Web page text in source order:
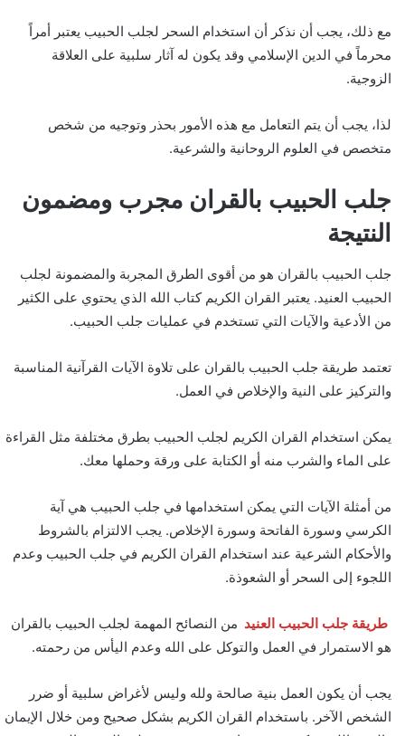
مع ذلك، يجب أن نذكر أن استخدام السحر لجلب الحبيب يعتبر أمراً
محرماً في الدين الإسلامي وقد يكون له آثار سلبية على العلاقة
الزوجية.
لذا، يجب أن يتم التعامل مع هذه الأمور بحذر وتوجيه من شخص
متخصص في العلوم الروحانية والشرعية.
جلب الحبيب بالقران مجرب ومضمون
النتيجة
جلب الحبيب بالقران هو من أقوى الطرق المجربة والمضمونة لجلب
الحبيب العنيد. يعتبر القران الكريم كتاب الله الذي يحتوي على الكثير
من الأدعية والآيات التي تستخدم في عمليات جلب الحبيب.
تعتمد طريقة جلب الحبيب بالقران على تلاوة الآيات القرآنية المناسبة
والتركيز على النية والإخلاص في العمل.
يمكن استخدام القران الكريم لجلب الحبيب بطرق مختلفة مثل القراءة
على الماء والشرب منه أو الكتابة على ورقة وحملها معك.
من أمثلة الآيات التي يمكن استخدامها في جلب الحبيب هي آية
الكرسي وسورة الفاتحة وسورة الإخلاص. يجب الالتزام بالشروط
والأحكام الشرعية عند استخدام القران الكريم في جلب الحبيب وعدم
اللجوء إلى السحر أو الشعوذة.
طريقة جلب الحبيب العنيد من النصائح المهمة لجلب الحبيب بالقران
هو الاستمرار في العمل والتوكل على الله وعدم اليأس من رحمته.
يجب أن يكون العمل بنية صالحة ولله وليس لأغراض سلبية أو ضرر
الشخص الآخر. باستخدام القران الكريم بشكل صحيح ومن خلال الإيمان